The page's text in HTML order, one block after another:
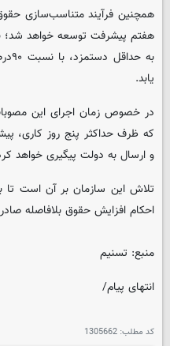
هفتم پیشرفت توسعه خواهد شد؛
به
یابد.
در خصوص زمان اجرای این
که ظرف حداکثر پنج روز کاری،
و ارسال به دولت پیگیری خواهد
تلاش این سازمان بر آن است تا
احکام افزایش حقوق بلافاصله
منبع: تسنیم
انتهای پیام/
کد مطلب: 1305662